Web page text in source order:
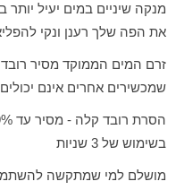
את הפה שלך רענן ונקי
זרם המים הממוקד מסיר רובד,
שמכשירים אחרים אינם
בשימוש של 3 שניות
מושלם למי שמתקשה